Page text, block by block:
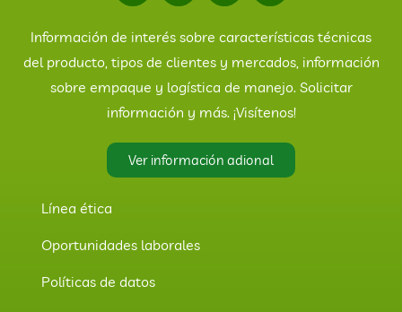
Información de interés sobre características técnicas
del producto, tipos de clientes y mercados, información
sobre empaque y logística de manejo. Solicitar
información y más. ¡Visítenos!
Ver información adional
Línea ética
Oportunidades laborales
Políticas de datos